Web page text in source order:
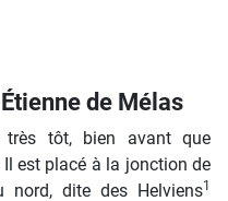
de Mélas
tôt, bien avant que
est placé à la jonction de
nord, dite des Helviens1